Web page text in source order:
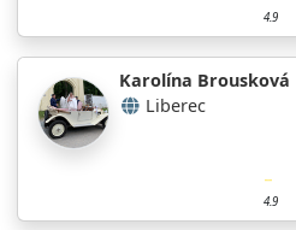
4.9
Karolína Brousková
Liberec
4.9